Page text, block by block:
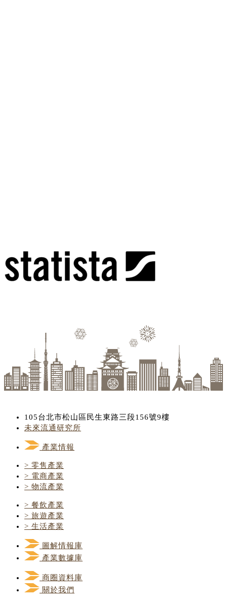
105台北市松山區民生東路三段156號9樓
未來流通研究所
產業情報
> 零售產業
> 電商產業
> 物流產業
> 餐飲產業
> 旅遊產業
> 生活產業
圖解情報庫
產業數據庫
商圈資料庫
關於我們